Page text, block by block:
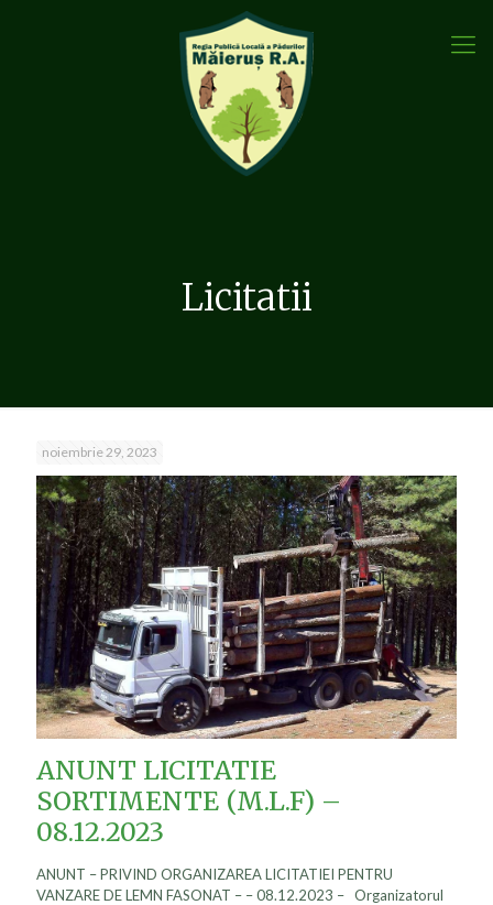
Licitatii
noiembrie 29, 2023
ANUNT LICITATIE
SORTIMENTE (M.L.F) –
08.12.2023
ANUNT – PRIVIND ORGANIZAREA LICITATIEI PENTRU
VANZARE DE LEMN FASONAT – – 08.12.2023 – Organizatorul